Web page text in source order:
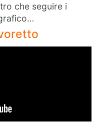
che seguire i